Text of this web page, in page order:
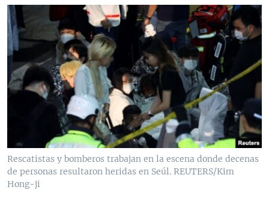
Rescatistas y bomberos trabajan en la escena donde decenas
de personas resultaron heridas en Seúl. REUTERS/Kim
Hong-ji